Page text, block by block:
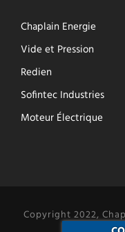
Chaplain Energie
Vide et Pression
Redien
Sofintec Industries
Moteur Électrique
Copyright 2022,